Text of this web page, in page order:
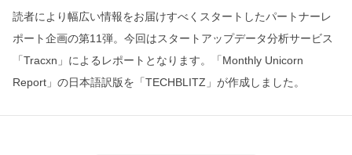
読者により幅広い情報をお届けすべくスタートしたパートナーレ
ポート企画の第11弾。今回はスタートアップデータ分析サービス
「Tracxn」によるレポートとなります。「Monthly Unicorn
Report」の日本語訳版を「TECHBLITZ」が作成しました。